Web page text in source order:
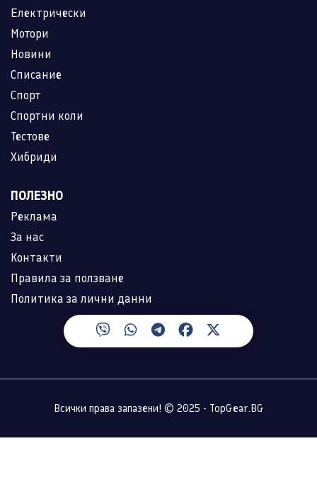
Електрически
Мотори
Новини
Списание
Спорт
Спортни коли
Тестове
Хибриди
ПОЛЕЗНО
Реклама
За нас
Контакти
Правила за ползване
Политика за лични данни
Всички права запазени! © 2025 - TopGear.BG